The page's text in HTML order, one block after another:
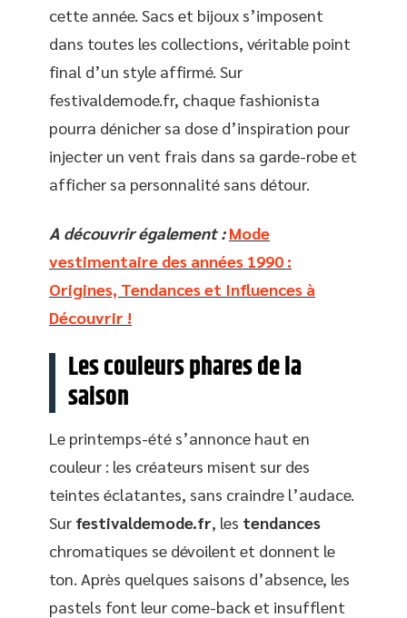
cette année. Sacs et bijoux s’imposent
dans toutes les collections, véritable point
final d’un style affirmé. Sur
festivaldemode.fr, chaque fashionista
pourra dénicher sa dose d’inspiration pour
injecter un vent frais dans sa garde-robe et
afficher sa personnalité sans détour.
A découvrir également : Mode
vestimentaire des années 1990 :
Origines, Tendances et Influences à
Découvrir !
Les couleurs phares de la
saison
Le printemps-été s’annonce haut en
couleur : les créateurs misent sur des
teintes éclatantes, sans craindre l’audace.
Sur festivaldemode.fr, les tendances
chromatiques se dévoilent et donnent le
ton. Après quelques saisons d’absence, les
pastels font leur come-back et insufflent